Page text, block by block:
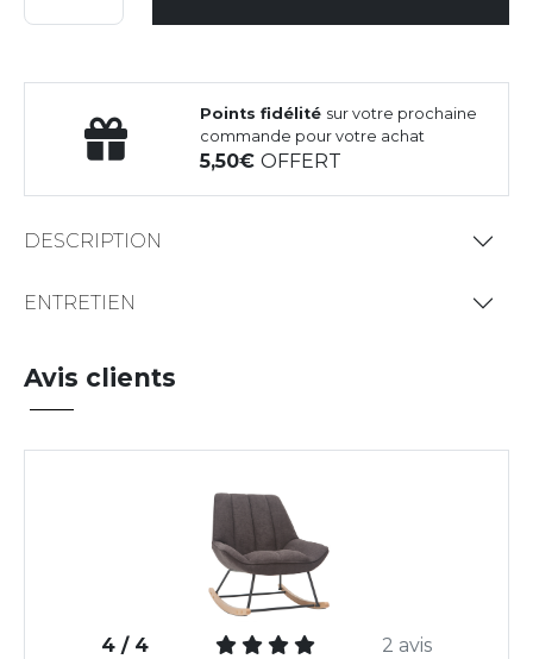
Points fidélité sur votre prochaine
commande pour votre achat
5,50OFFERT
DESCRIPTION
ENTRETIEN
Avis clients
4 / 4 2 avis